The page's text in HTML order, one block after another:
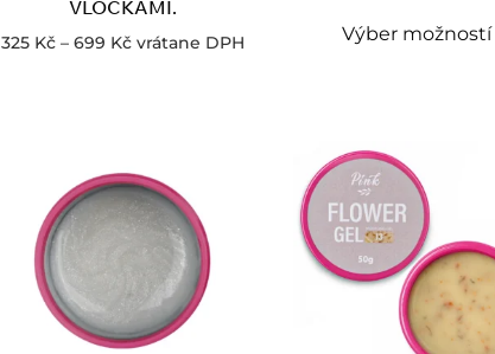
VLOČKAMI.
325 Kč – 699 Kč vrátane DPH Výber možností